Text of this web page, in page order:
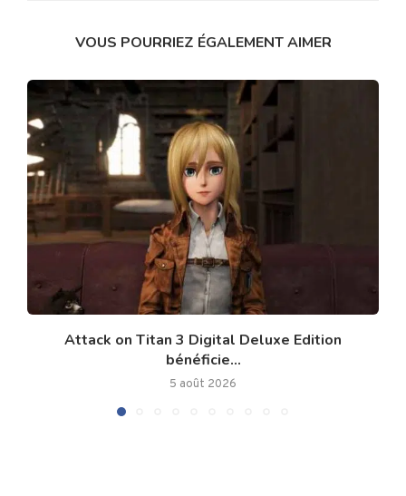
VOUS POURRIEZ ÉGALEMENT AIMER
Attack on Titan 3 Digital Deluxe Edition
bénéficie...
5 août 2026